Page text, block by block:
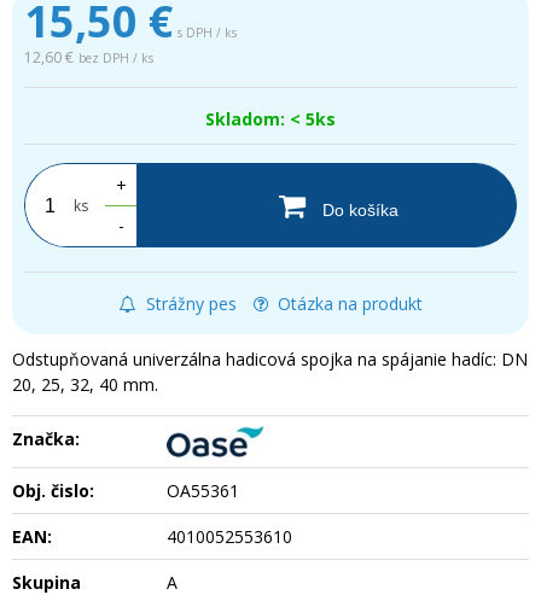
15,50 € s DPH / ks
12,60 € bez DPH / ks
Skladom: < 5ks
ks
+
-
Do košíka
Strážny pes Otázka na produkt
Odstupňovaná univerzálna hadicová spojka na spájanie hadíc: DN
20, 25, 32, 40 mm.
Značka:
Obj. čislo:
OA55361
EAN:
4010052553610
Skupina
A